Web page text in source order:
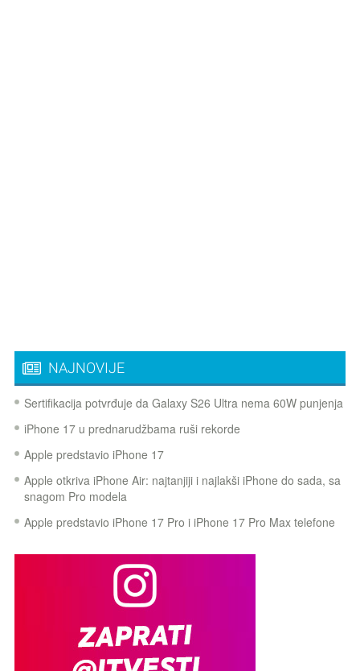
NAJNOVIJE
Sertifikacija potvrđuje da Galaxy S26 Ultra nema 60W punjenja
iPhone 17 u prednarudžbama ruši rekorde
Apple predstavio iPhone 17
Apple otkriva iPhone Air: najtanjiji i najlakši iPhone do sada, sa
snagom Pro modela
Apple predstavio iPhone 17 Pro i iPhone 17 Pro Max telefone